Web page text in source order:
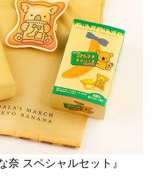
奈 スペシャルセット』